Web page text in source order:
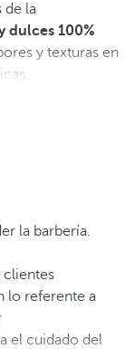
de la
dulces 100%
y texturas en
la barbería.
clientes
lo referente a
el cuidado del